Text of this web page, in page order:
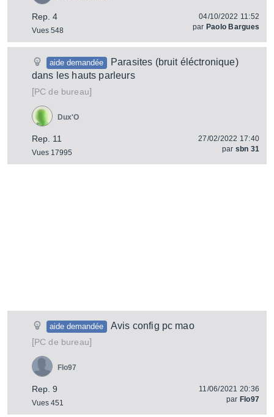
Rep. 4
Vues 548
04/10/2022 11:52
par Paolo Bargues
aide demandée
Parasites (bruit éléctronique)
dans les hauts parleurs
[PC de bureau]
Rep. 11
Vues 17995
Dux'O
27/02/2022 17:40
par sbn 31
aide demandée
Avis config pc mao
[PC de bureau]
Rep. 9
Vues 451
Flo97
11/06/2021 20:36
par Flo97